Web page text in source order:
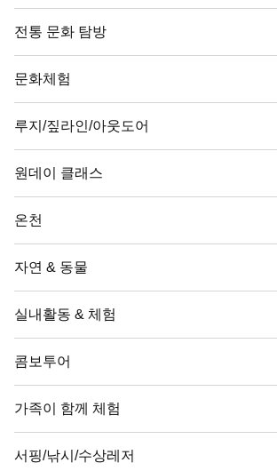
전통 문화 탐방
문화체험
루지/짚라인/아웃도어
원데이 클래스
온천
자연 & 동물
실내활동 & 체험
콤보투어
가족이 함께 체험
서핑/낚시/수상레저